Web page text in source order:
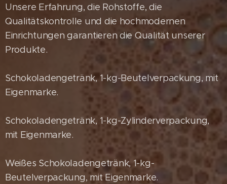
Unsere Erfahrung, die Rohstoffe, die
Qualitätskontrolle und die hochmodernen
Einrichtungen garantieren die Qualität unserer
Produkte.
Schokoladengetränk, 1-kg-Beutelverpackung, mit
Eigenmarke.
Schokoladengetränk, 1-kg-Zylinderverpackung,
mit Eigenmarke.
Weißes Schokoladengetränk, 1-kg-
Beutelverpackung, mit Eigenmarke.